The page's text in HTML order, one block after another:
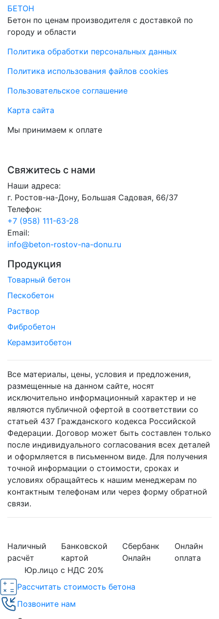
БЕТОН
Бетон по ценам производителя с доставкой по
городу и области
Политика обработки персональных данных
Политика использования файлов cookies
Пользовательское соглашение
Карта сайта
Мы принимаем к оплате
Свяжитесь с нами
Наши адреса:
г. Ростов-на-Дону, Большая Садовая, 66/37
Телефон:
+7 (958) 111-63-28
Email:
info@beton-rostov-na-donu.ru
Продукция
Товарный бетон
Пескобетон
Раствор
Фибробетон
Керамзитобетон
Все материалы, цены, условия и предложения,
размещенные на данном сайте, носят
исключительно информационный характер и не
являются публичной офертой в соответствии со
статьей 437 Гражданского кодекса Российской
Федерации. Договор может быть составлен только
после индивидуального согласования всех деталей
и оформляется в письменном виде. Для получения
точной информации о стоимости, сроках и
условиях обращайтесь к нашим менеджерам по
контактным телефонам или через форму обратной
связи.
Наличный
расчёт
Банковской
картой
Сбербанк
Онлайн
Онлайн
оплата
Юр.лицо с НДС 20%
Рассчитать стоимость бетона
Позвоните нам